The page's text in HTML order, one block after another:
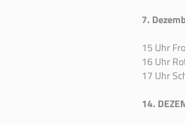
7.
15 Uhr
16 Uhr
17 Uhr
14.